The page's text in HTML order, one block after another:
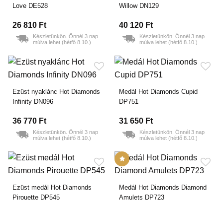
Love DE528
26 810 Ft
Készletünkön. Önnél 3 nap
múlva lehet (hétfő 8.10.)
Willow DN129
40 120 Ft
Készletünkön. Önnél 3 nap
múlva lehet (hétfő 8.10.)
Ezüst nyaklánc Hot Diamonds
Infinity DN096
36 770 Ft
Készletünkön. Önnél 3 nap
múlva lehet (hétfő 8.10.)
Medál Hot Diamonds Cupid
DP751
31 650 Ft
Készletünkön. Önnél 3 nap
múlva lehet (hétfő 8.10.)
Ezüst medál Hot Diamonds
Pirouette DP545
Medál Hot Diamonds Diamond
Amulets DP723